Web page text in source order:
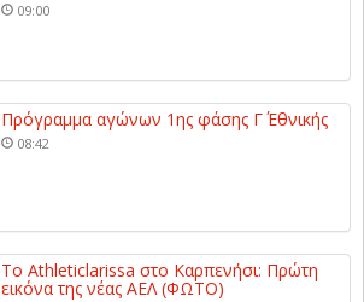
09:00
Πρόγραμμα αγώνων 1ης φάσης Γ΄ Εθνικής
08:42
Το Athleticlarissa στο Καρπενήσι: Πρώτη
εικόνα της νέας ΑΕΛ (ΦΩΤΟ)